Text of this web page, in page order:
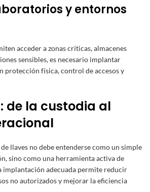
y entornos
acceder a zonas críticas, almacenes
sensibles, es necesario implantar
protección física, control de accesos y
de la custodia al
llaves no debe entenderse como un simple
sino como una herramienta activa de
implantación adecuada permite reducir
no autorizados y mejorar la eficiencia